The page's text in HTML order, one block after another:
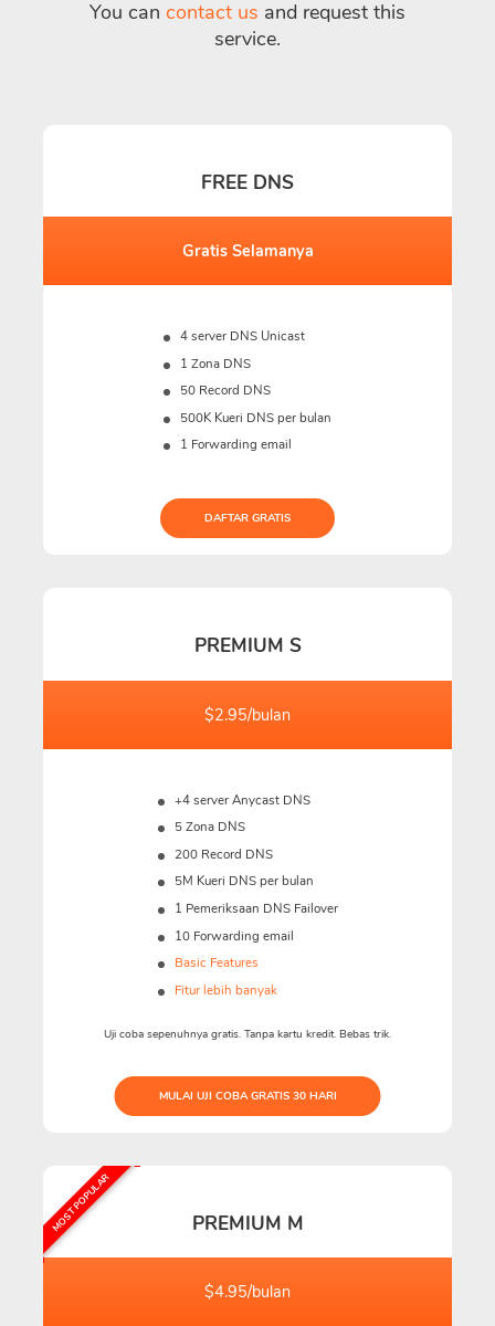
You can contact us and request this
service.
FREE DNS
Gratis Selamanya
4 server DNS Unicast
1 Zona DNS
50 Record DNS
500K Kueri DNS per bulan
1 Forwarding email
DAFTAR GRATIS
PREMIUM S
$2.95/bulan
+4 server Anycast DNS
5 Zona DNS
200 Record DNS
5M Kueri DNS per bulan
1 Pemeriksaan DNS Failover
10 Forwarding email
Basic Features
Fitur lebih banyak
Uji coba sepenuhnya gratis. Tanpa kartu kredit. Bebas trik.
MULAI UJI COBA GRATIS 30 HARI
MOST POPULAR PREMIUM M
$4.95/bulan